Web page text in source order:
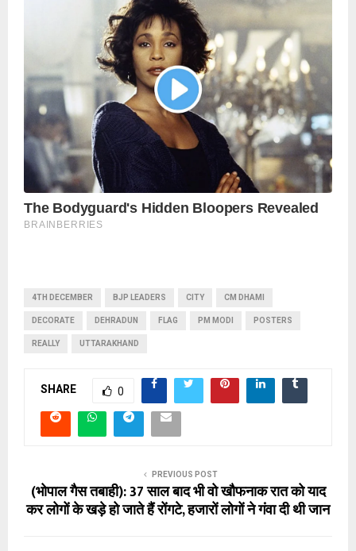
4TH DECEMBER BJP LEADERS CITY CM DHAMI
DECORATE DEHRADUN FLAG PM MODI POSTERS
REALLY UTTARAKHAND
SHARE 0
PREVIOUS POST
(भोपाल गैस तबाही): 37 साल बाद भी वो खौफनाक रात को याद
कर लोगों के खड़े हो जाते हैं रोंगटे, हजारों लोगों ने गंवा दी थी जान